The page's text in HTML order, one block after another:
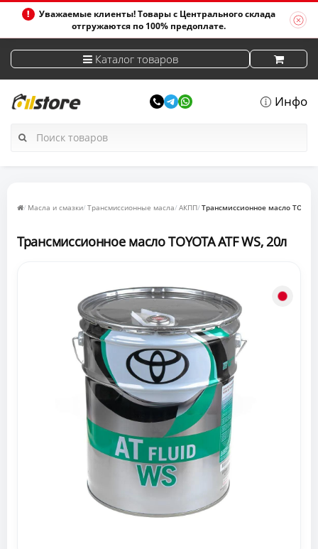
Уважаемые клиенты! Товары с Центрального склада
отгружаются по 100% предоплате.
Каталог товаров
Инфо
Масла и смазки Трансмиссионные масла АКПП Трансмиссионное масло
Трансмиссионное масло TOYOTA ATF WS, 20л